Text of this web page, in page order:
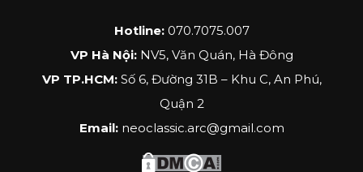
Hotline:070.7075.007
VP Hà Nội:NV5, Văn Quán, Hà Đông
VP TP.HCM:Số 6, Đường 31B – Khu C, An Phú,
Quận 2
Email: neoclassic.arc@gmail.com